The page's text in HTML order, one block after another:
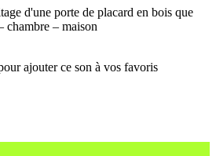
d'une porte de placard en bois que
chambre – maison